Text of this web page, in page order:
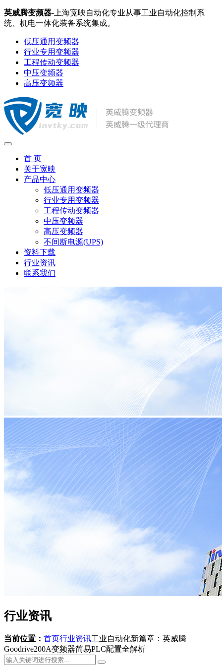
英威腾变频器-上海宽映自动化专业从事工业自动化控制系
统、机电一体化装备系统集成。
低压通用变频器
行业专用变频器
工程传动变频器
中压变频器
高压变频器
首 页
关于宽映
产品中心
低压通用变频器
行业专用变频器
工程传动变频器
中压变频器
高压变频器
不间断电源(UPS)
资料下载
行业资讯
联系我们
行业资讯
当前位置： 首页行业资讯工业自动化新篇章：英威腾
Goodrive200A变频器简易PLC配置全解析